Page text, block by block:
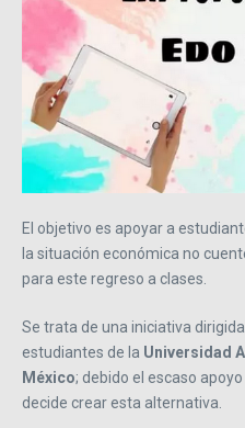
El objetivo es apoyar a
la situación económica no
para este regreso a clases.
Se trata de una iniciativa
estudiantes de la Universidad
México; debido el escaso
decide crear esta alternativa.